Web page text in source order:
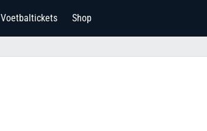
Voetbaltickets Shop